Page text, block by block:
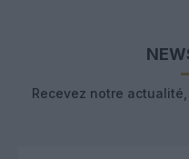
Recevez notre